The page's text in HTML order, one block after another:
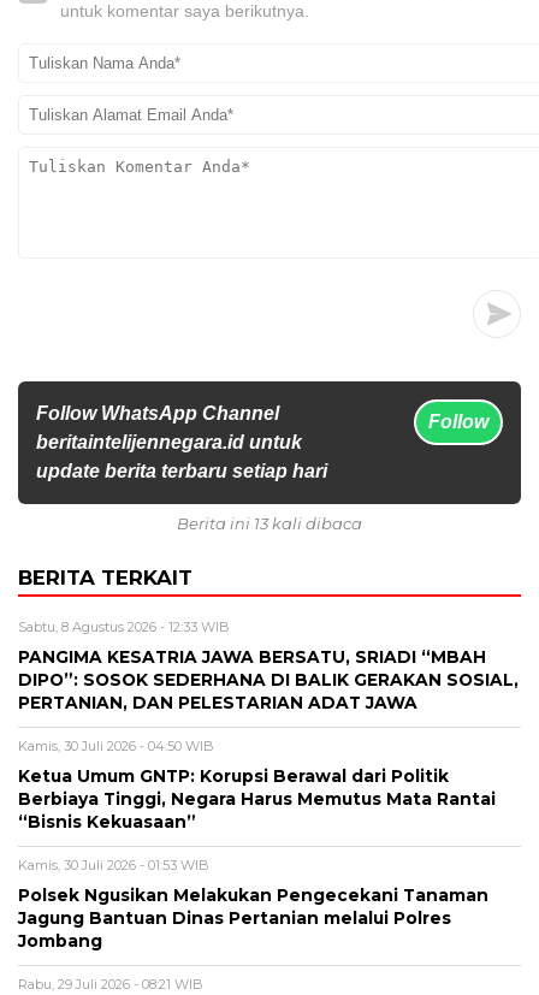
untuk komentar saya berikutnya.
Follow WhatsApp Channel
beritaintelijennegara.id untuk
update berita terbaru setiap hari
Follow
Berita ini 13 kali dibaca
BERITA TERKAIT
Sabtu, 8 Agustus 2026 - 12:33 WIB
PANGIMA KESATRIA JAWA BERSATU, SRIADI “MBAH
DIPO”: SOSOK SEDERHANA DI BALIK GERAKAN SOSIAL,
PERTANIAN, DAN PELESTARIAN ADAT JAWA
Kamis, 30 Juli 2026 - 04:50 WIB
Ketua Umum GNTP: Korupsi Berawal dari Politik
Berbiaya Tinggi, Negara Harus Memutus Mata Rantai
“Bisnis Kekuasaan”
Kamis, 30 Juli 2026 - 01:53 WIB
Polsek Ngusikan Melakukan Pengecekani Tanaman
Jagung Bantuan Dinas Pertanian melalui Polres
Jombang
Rabu, 29 Juli 2026 - 08:21 WIB